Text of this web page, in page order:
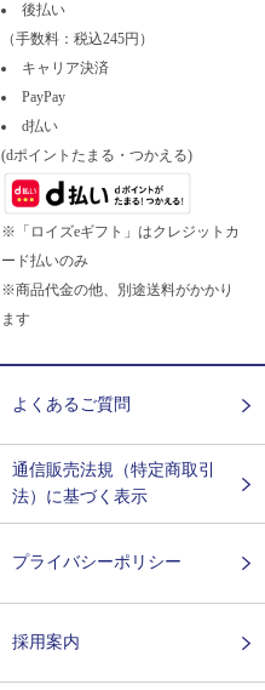
後払い
（手数料：税込245円）
キャリア決済
PayPay
d払い
(dポイントたまる・つかえる)
※「ロイズeギフト」はクレジットカ
ード払いのみ
※商品代金の他、別途送料がかかり
ます
よくあるご質問
通信販売法規（特定商取引
法）に基づく表示
プライバシーポリシー
採用案内